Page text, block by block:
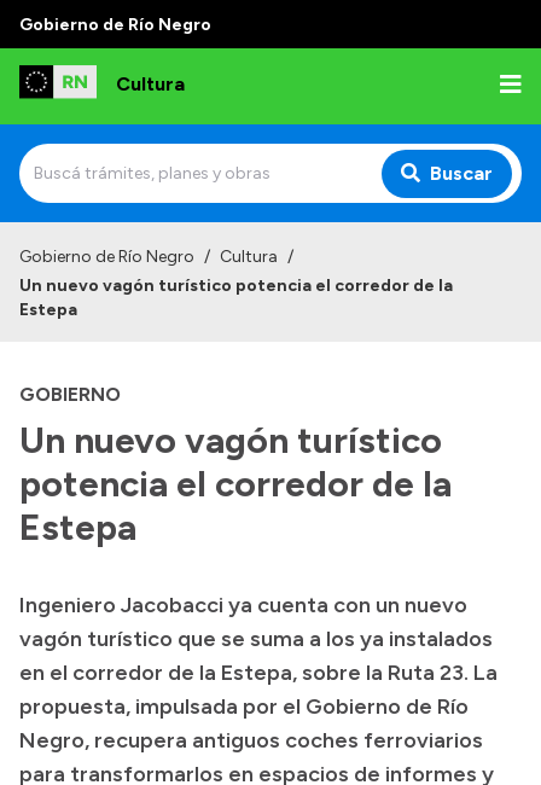
Gobierno de Río Negro
Cultura
Buscar
Institucional
Autoridades
Delegaciones
Normativa
Presupuesto
Boletín Oficial
Compras y licitaciones
Consulta de expedientes
Gobierno de Río Negro / Cultura /
Un nuevo vagón turístico potencia el corredor de la
Estepa
GOBIERNO
Un nuevo vagón turístico
potencia el corredor de la
Estepa
Ingeniero Jacobacci ya cuenta con un nuevo
vagón turístico que se suma a los ya instalados
en el corredor de la Estepa, sobre la Ruta 23. La
propuesta, impulsada por el Gobierno de Río
Negro, recupera antiguos coches ferroviarios
para transformarlos en espacios de informes y